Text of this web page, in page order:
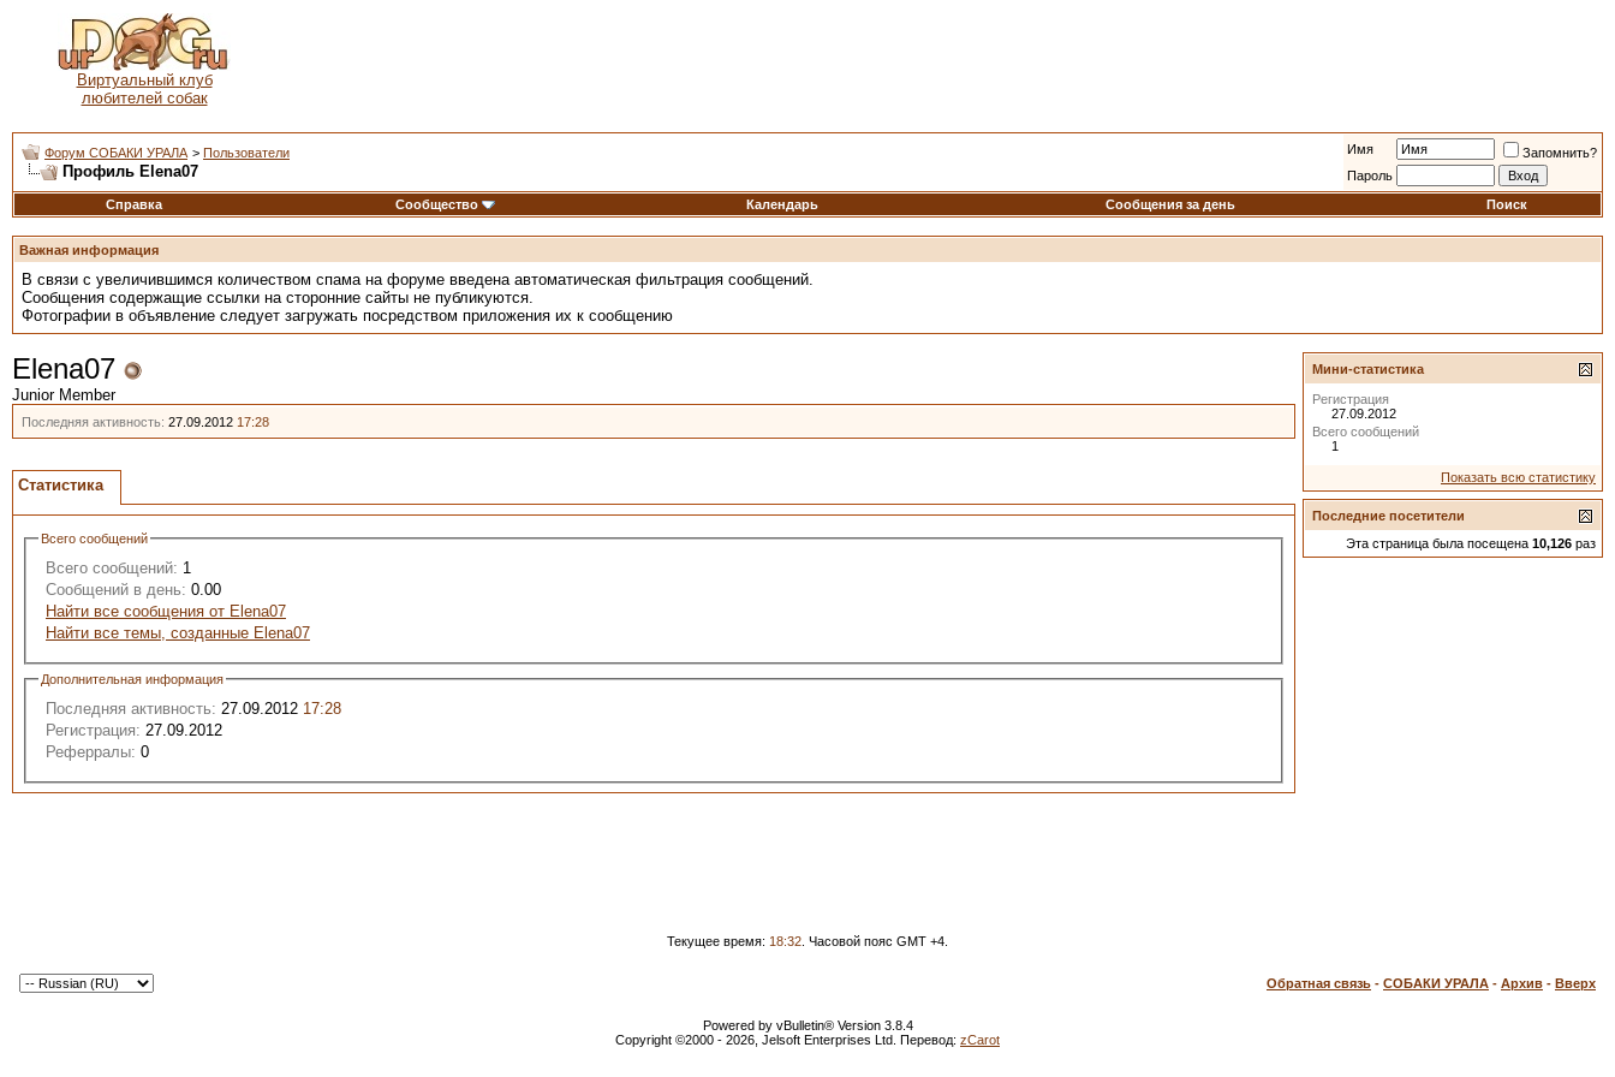
Виртуальный клуб
любителей собак
Форум СОБАКИ УРАЛА > Пользователи
Профиль Elena07
Имя
Запомнить?
Пароль
Справка
Сообщество Календарь Сообщения за день Поиск
Важная информация
В связи с увеличившимся количеством спама на форуме введена автоматическая фильтрация сообщений.
Сообщения содержащие ссылки на сторонние сайты не публикуются.
Фотографии в объявление следует загружать посредством приложения их к сообщению
Elena07
Junior Member
Последняя активность: 27.09.2012 17:28
Статистика
Всего сообщений
Всего сообщений: 1
Сообщений в день: 0.00
Найти все сообщения от Elena07
Найти все темы, созданные Elena07
Дополнительная информация
Последняя активность: 27.09.2012 17:28
Регистрация: 27.09.2012
Реферралы: 0
Мини-статистика
Регистрация
27.09.2012
Всего сообщений
1
Показать всю статистику
Последние посетители
Эта страница была посещена 10,126 раз
Текущее время: 18:32 . Часовой пояс GMT +4.
Обратная связь - СОБАКИ УРАЛА - Архив - Вверх
Powered by vBulletin® Version 3.8.4
Copyright ©2000 - 2026, Jelsoft Enterprises Ltd. Перевод: zCarot